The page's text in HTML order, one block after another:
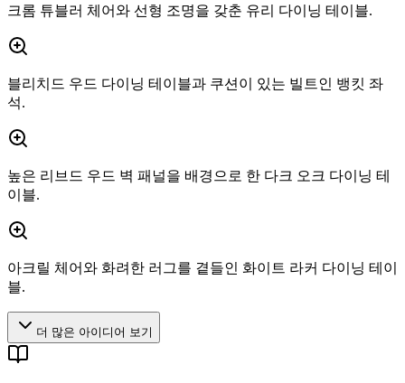
크롬 튜블러 체어와 선형 조명을 갖춘 유리 다이닝 테이블.
블리치드 우드 다이닝 테이블과 쿠션이 있는 빌트인 뱅킷 좌
석.
높은 리브드 우드 벽 패널을 배경으로 한 다크 오크 다이닝 테
이블.
아크릴 체어와 화려한 러그를 곁들인 화이트 라커 다이닝 테이
블.
더 많은 아이디어 보기